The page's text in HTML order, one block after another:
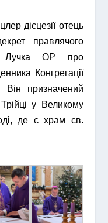
дієцезії отець
правлячого
Лучка ОР про
Конгрегації
Він призначений
у Великому
де є храм св.